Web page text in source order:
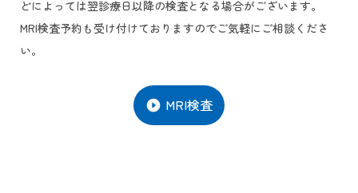
どによっては翌診療日以降の検査となる場合がございます。
MRI検査予約も受け付けておりますのでご気軽にご相談くださ
い。
play_circle_filled MRI検査